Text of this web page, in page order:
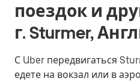
поездок и
г. Sturmer,
С Uber передвигаться
едете на вокзал или в